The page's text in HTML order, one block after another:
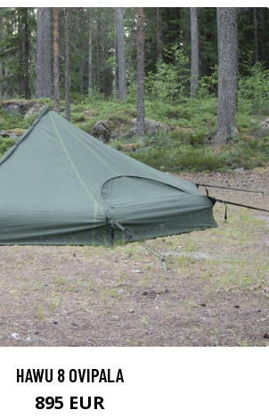
HAWU 8 OVIPALA
895 EUR